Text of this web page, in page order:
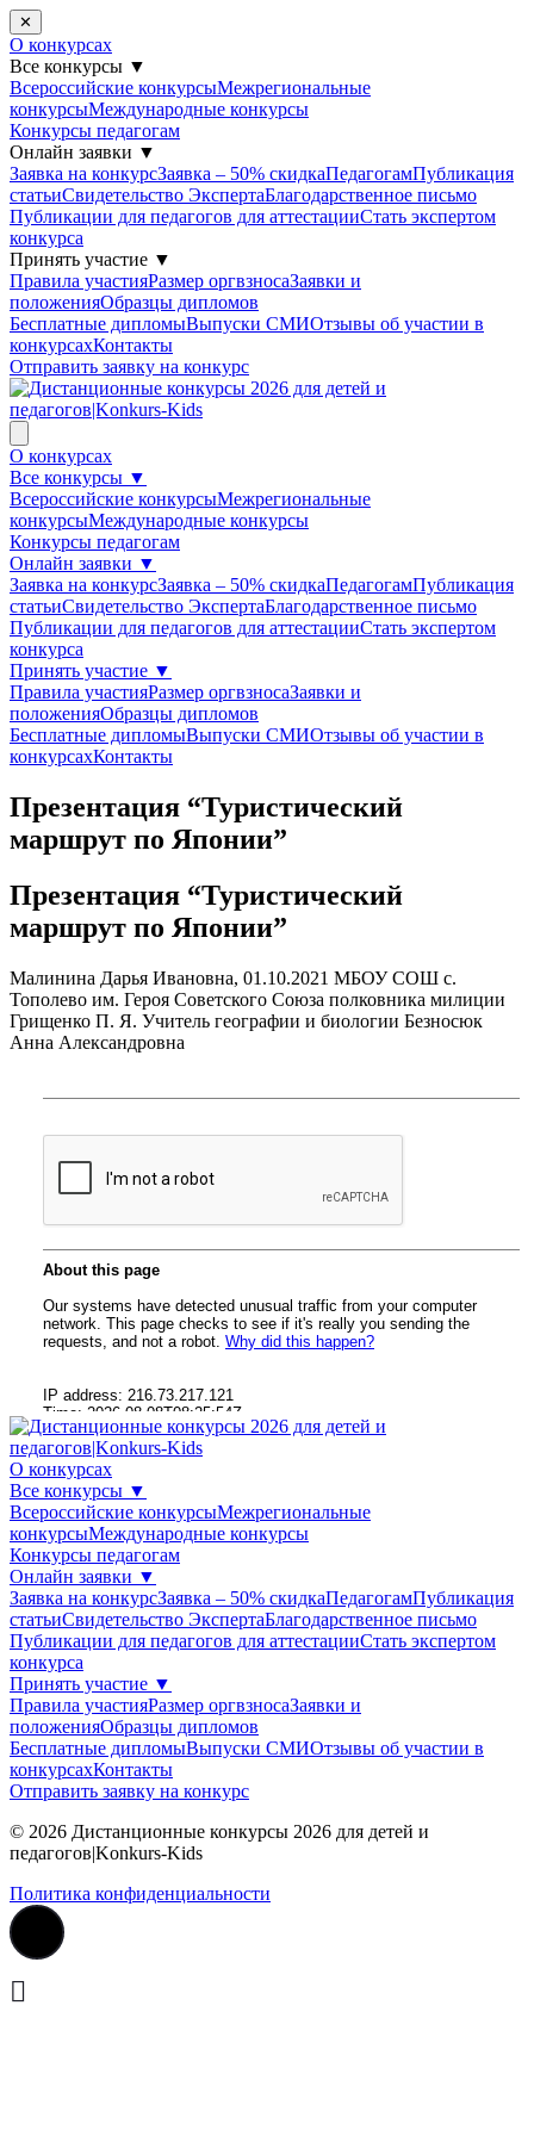
✕
О конкурсах
Все конкурсы ▼
Всероссийские конкурсыМежрегиональные
конкурсыМеждународные конкурсы
Конкурсы педагогам
Онлайн заявки ▼
Заявка на конкурсЗаявка – 50% скидкаПедагогамПубликация
статьиСвидетельство ЭкспертаБлагодарcтвенное письмо
Публикации для педагогов для аттестацииСтать экспертом
конкурса
Принять участие ▼
Правила участияРазмер оргвзносаЗаявки и
положенияОбразцы дипломов
Бесплатные дипломыВыпуски СМИОтзывы об участии в
конкурсахКонтакты
Отправить заявку на конкурс
О конкурсах
Все конкурсы ▼
Всероссийские конкурсыМежрегиональные
конкурсыМеждународные конкурсы
Конкурсы педагогам
Онлайн заявки ▼
Заявка на конкурсЗаявка – 50% скидкаПедагогамПубликация
статьиСвидетельство ЭкспертаБлагодарcтвенное письмо
Публикации для педагогов для аттестацииСтать экспертом
конкурса
Принять участие ▼
Правила участияРазмер оргвзносаЗаявки и
положенияОбразцы дипломов
Бесплатные дипломыВыпуски СМИОтзывы об участии в
конкурсахКонтакты
Презентация “Туристический
маршрут по Японии”
Презентация “Туристический
маршрут по Японии”
Малинина Дарья Ивановна, 01.10.2021 МБОУ СОШ с.
Тополево им. Героя Советского Союза полковника милиции
Грищенко П. Я. Учитель географии и биологии Безносюк
Анна Александровна
О конкурсах
Все конкурсы ▼
Всероссийские конкурсыМежрегиональные
конкурсыМеждународные конкурсы
Конкурсы педагогам
Онлайн заявки ▼
Заявка на конкурсЗаявка – 50% скидкаПедагогамПубликация
статьиСвидетельство ЭкспертаБлагодарcтвенное письмо
Публикации для педагогов для аттестацииСтать экспертом
конкурса
Принять участие ▼
Правила участияРазмер оргвзносаЗаявки и
положенияОбразцы дипломов
Бесплатные дипломыВыпуски СМИОтзывы об участии в
конкурсахКонтакты
Отправить заявку на конкурс
© 2026 Дистанционные конкурсы 2026 для детей и
педагогов|Konkurs-Kids
Политика конфиденциальности